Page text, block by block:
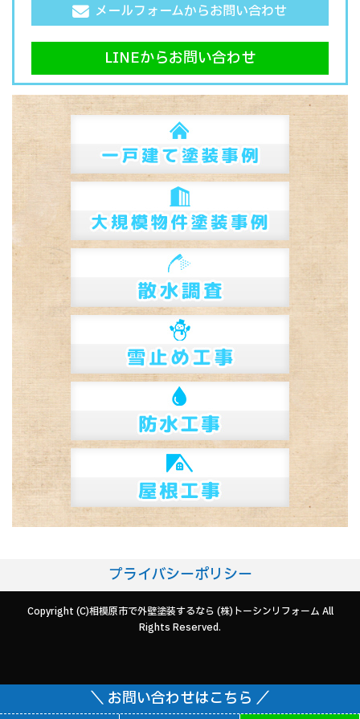
メールフォームからお問い合わせ
LINEからお問い合わせ
プライバシーポリシー
Copyright (C)相模原市で外壁塗装するなら (株)トーシンリフォーム All
Rights Reserved.
＼ お問い合わせはこちら ／